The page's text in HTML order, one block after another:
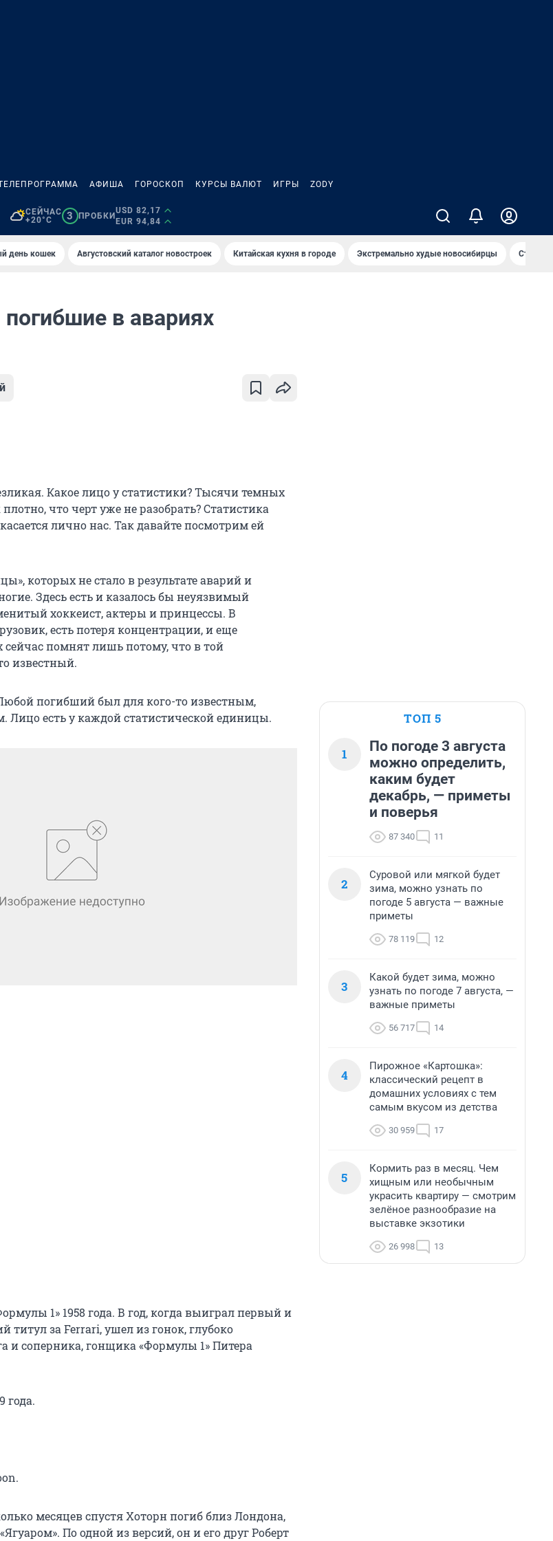
АФИША ГОРОСКОП КУРСЫ ВАЛЮТ ИГРЫ ZODY
СЕЙЧАС
+20°C
3 ПРОБКИ
USD 82,17
EUR 94,84
день кошек Августовский каталог новостроек Китайская кухня в городе Экстремально худые новосибирцы Старт
в авариях
Какое лицо у статистики? Тысячи темных
что черт уже не разобрать? Статистика
лично нас. Так давайте посмотрим ей
которых не стало в результате аварий и
Здесь есть и казалось бы неуязвимый
хоккеист, актеры и принцессы. В
есть потеря концентрации, и еще
сейчас помнят лишь потому, что в той
известный.
погибший был для кого-то известным,
есть у каждой статистической единицы.
1» 1958 года. В год, когда выиграл первый и
за Ferrari, ушел из гонок, глубоко
и соперника, гонщика «Формулы 1» Питера
года.
месяцев спустя Хоторн погиб близ Лондона,
По одной из версий, он и его друг Роберт
ТОП 5
1
По погоде 3 августа
можно определить,
каким будет
декабрь, — приметы
и поверья
87 340 11
2
Суровой или мягкой будет
зима, можно узнать по
погоде 5 августа — важные
приметы
78 119 12
3
Какой будет зима, можно
узнать по погоде 7 августа, —
важные приметы
56 717 14
4
Пирожное «Картошка»:
классический рецепт в
домашних условиях с тем
самым вкусом из детства
30 959 17
5
Кормить раз в месяц. Чем
хищным или необычным
украсить квартиру — смотрим
зелёное разнообразие на
выставке экзотики
26 998 13